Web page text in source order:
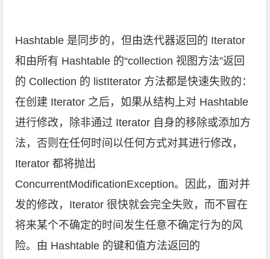
Hashtable 是同步的，但由迭代器返回的 Iterator
和由所有 Hashtable 的“collection 视图方法”返回
的 Collection 的 listIterator 方法都是快速失败的：
在创建 Iterator 之后，如果从结构上对 Hashtable
进行修改，除非通过 Iterator 自身的移除或添加方
法，否则在任何时间以任何方式对其进行修改，
Iterator 都将抛出
ConcurrentModificationException。因此，面对并
发的修改，Iterator 很快就会完全失败，而不冒在
将来某个不确定的时间发生任意不确定行为的风
险。由 Hashtable 的键和值方法返回的